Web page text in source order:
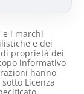
i marchi
e dei
proprietà dei
informativo
hanno
Licenza